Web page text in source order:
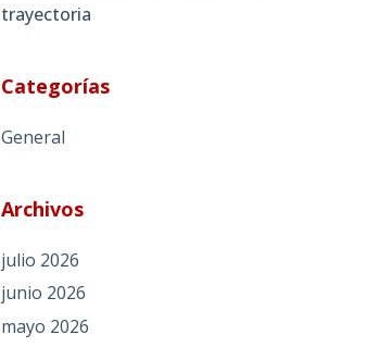
trayectoria
Categorías
General
Archivos
julio 2026
junio 2026
mayo 2026